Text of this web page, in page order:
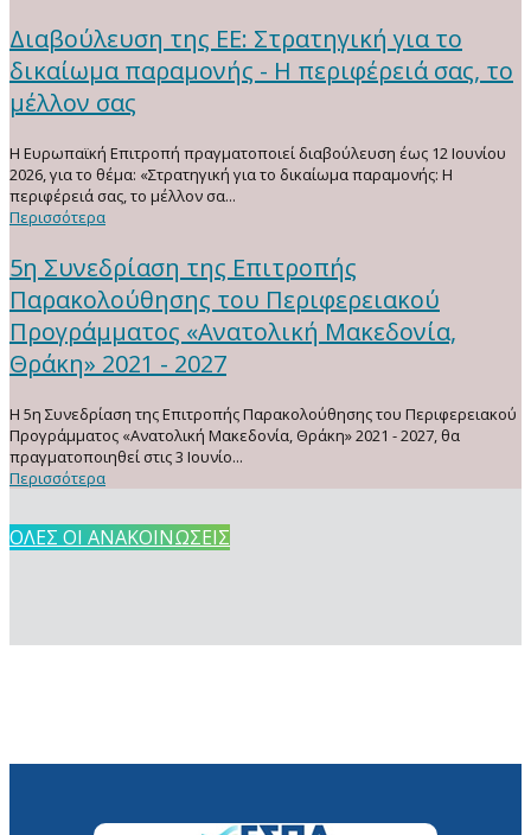
Διαβούλευση της ΕΕ: Στρατηγική για το
δικαίωμα παραμονής - Η περιφέρειά σας, το
μέλλον σας
Η Ευρωπαϊκή Επιτροπή πραγματοποιεί διαβούλευση έως 12 Ιουνίου
2026, για το θέμα: «Στρατηγική για το δικαίωμα παραμονής: Η
περιφέρειά σας, το μέλλον σα...
Περισσότερα
5η Συνεδρίαση της Επιτροπής
Παρακολούθησης του Περιφερειακού
Προγράμματος «Ανατολική Μακεδονία,
Θράκη» 2021 - 2027
Η 5η Συνεδρίαση της Επιτροπής Παρακολούθησης του Περιφερειακού
Προγράμματος «Ανατολική Μακεδονία, Θράκη» 2021 - 2027, θα
πραγματοποιηθεί στις 3 Ιουνίο...
Περισσότερα
ΟΛΕΣ ΟΙ ΑΝΑΚΟΙΝΩΣΕΙΣ